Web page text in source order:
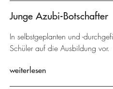
Junge Azubi-Botschafter
In selbstgeplanten und -
Schüler auf die Ausbildung vor.
weiterlesen